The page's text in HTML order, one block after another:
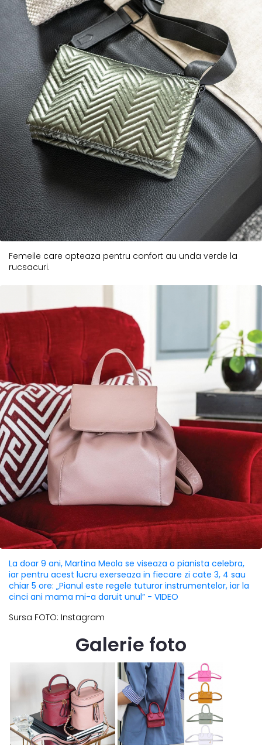
Femeile care opteaza pentru confort au unda verde la
rucsacuri.
La doar 9 ani, Martina Meola se viseaza o pianista celebra,
iar pentru acest lucru exerseaza in fiecare zi cate 3, 4 sau
chiar 5 ore: „Pianul este regele tuturor instrumentelor, iar la
cinci ani mama mi-a daruit unul” - VIDEO
Sursa FOTO: Instagram
Galerie foto